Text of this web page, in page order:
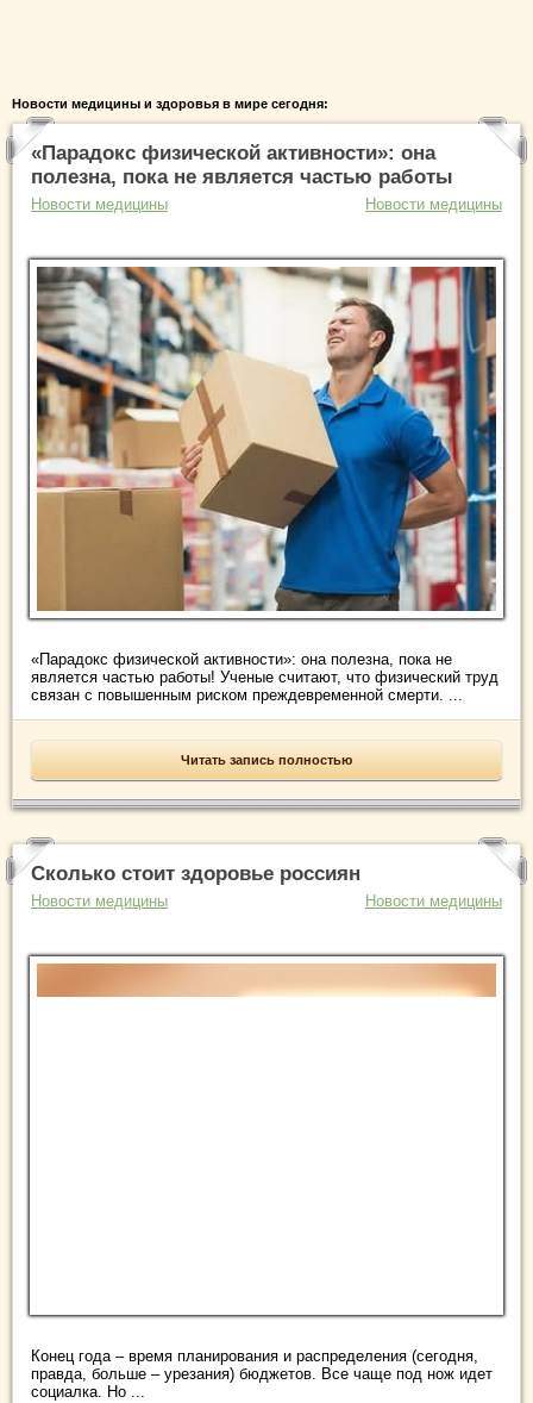
Новости медицины и здоровья в мире сегодня:
«Парадокс физической активности»: она
полезна, пока не является частью работы
Новости медицины Новости медицины
«Парадокс физической активности»: она полезна, пока не
является частью работы! Ученые считают, что физический труд
связан с повышенным риском преждевременной смерти. ...
Читать запись полностью
Сколько стоит здоровье россиян
Новости медицины Новости медицины
Конец года – время планирования и распределения (сегодня,
правда, больше – урезания) бюджетов. Все чаще под нож идет
социалка. Но ...